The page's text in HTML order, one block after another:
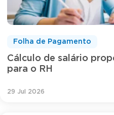
Cálculo de salário
para o RH
Folha de Pagamento
29 Jul 2026